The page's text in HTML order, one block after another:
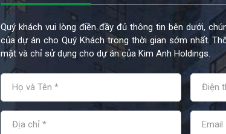
Quý khách vui lòng điền đầy đủ thông tin bên dưới,
của dự án cho Quý Khách trong thời gian sớm nhất.
mật và chỉ sử dụng cho dự án của Kim Anh Holdings.